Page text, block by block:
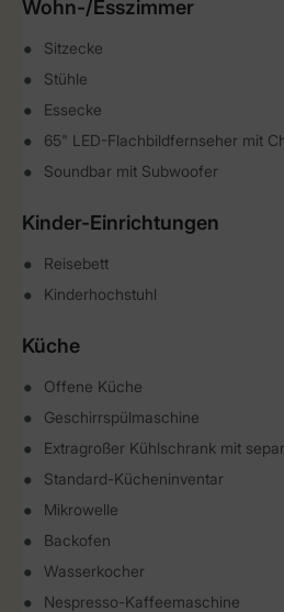
Wohn-/Esszimmer
Sitzecke
Stühle
Essecke
65" LED-Flachbildfernseher mit
Soundbar mit Subwoofer
Kinder-Einrichtungen
Reisebett
Kinderhochstuhl
Küche
Offene Küche
Geschirrspülmaschine
Extragroßer Kühlschrank mit
Standard-Kücheninventar
Mikrowelle
Backofen
Wasserkocher
Nespresso-Kaffeemaschine